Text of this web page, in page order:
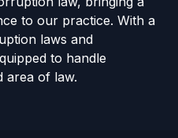
to our practice. With a
laws and
to handle
area of law.